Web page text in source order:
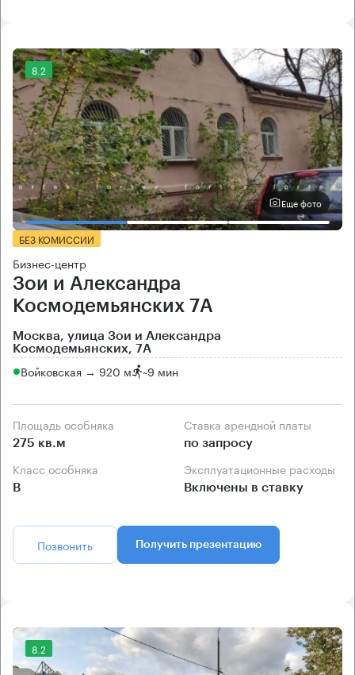
8.2
Еще фото
БЕЗ КОМИССИИ
Бизнес-центр
Зои и Александра
Космодемьянских 7А
Москва, улица Зои и Александра
Космодемьянских, 7А
Войковская → 920 м ~9 мин
Площадь особняка
275 кв.м
Ставка арендной платы
по запросу
Класс особняка
B
Эксплуатационные расходы
Включены в ставку
Позвонить Получить презентацию
8.2